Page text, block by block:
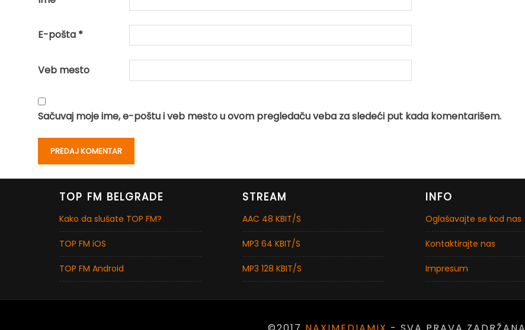
E-pošta *
Veb mesto
Sačuvaj moje ime, e-poštu i veb mesto u ovom pregledaču veba za sledeći put kada komentarišem.
TOP FM BELGRADE
Kako da slušate TOP FM?
TOP FM iOS
TOP FM Android
STREAM
AAC 48 KBIT/S
MP3 64 KBIT/S
MP3 128 KBIT/S
INFO
Oglašavajte se kod nas
Kontaktirajte nas
Impresum